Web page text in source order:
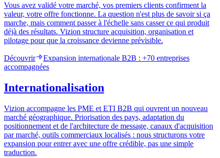
Vous avez validé votre marché, vos premiers clients confirment la
valeur, votre offre fonctionne. La question n'est plus de savoir si ça
marche, mais comment passer à l'échelle sans casser ce qui produit
déjà des résultats. Vizion structure acquisition, organisation et
pilotage pour que la croissance devienne prévisible.
Découvrir
Expansion internationale B2B : +70 entreprises
accompagnées
Internationalisation
Vizion accompagne les PME et ETI B2B qui ouvrent un nouveau
marché géographique. Priorisation des pays, adaptation du
positionnement et de l'architecture de message, canaux d'acquisition
par marché, outils commerciaux localisés : nous structurons votre
expansion pour entrer avec une offre crédible, pas une simple
traduction.